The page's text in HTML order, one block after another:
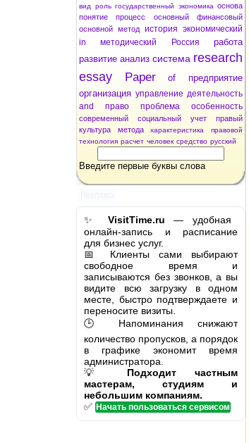
вид
роль государственный экономика основа
понятие
процесс основный
финансовый
основной метод история экономический
in
методический Россия
работа
развитие анализ система research
essay
Paper of
предприятие
организация управление деятельность
and
право проблема особенность
современный социальный учет
правый
культура
метода характеристика
правовой
технология расчет человек средство русский
Введите первые буквы слова
✨ VisitTime.ru — удобная
онлайн-запись и расписание
для бизнес услуг.
📅 Клиенты сами выбирают
свободное время и
записываются без звонков, а вы
видите всю загрузку в одном
месте, быстро подтверждаете и
переносите визиты.
🕒 Напоминания снижают
количество пропусков, а порядок
в графике экономит время
администратора.
💡 Подходит частным
мастерам, студиям и
небольшим компаниям.
✅ Начать пользоваться сервисом